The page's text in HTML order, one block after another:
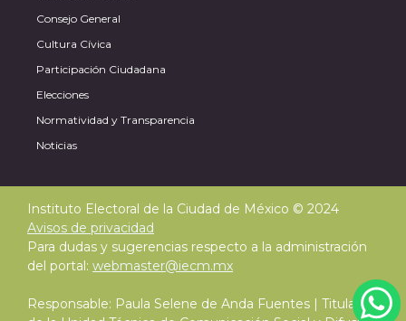
Consejo General
Cultura Cívica
Participación Ciudadana
Elecciones
Normatividad y Transparencia
Noticias
Instituto Electoral de la Ciudad de México © 2024
Avisos de privacidad
Para dudas y sugerencias respecto a la administración
del portal: webmaster@iecm.mx
Responsable: Paula Selene de Anda Fuentes | Titular